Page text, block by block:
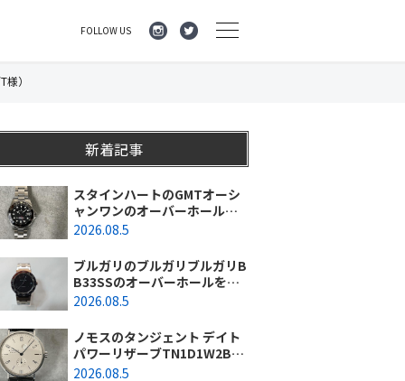
FOLLOW US
）
新着記事
スタインハートのGMTオーシ
ャンワンのオーバーホールを
行いました。（神奈川県平塚
2026.08.5
ブルガリのブルガリブルガリB
B33SSのオーバーホールを行
いました。（埼玉県所沢市/S
2026.08.5
ノモスのタンジェント デイト
パワーリザーブTN1D1W2BK
(131)のオーバーホールを行い
2026.08.5